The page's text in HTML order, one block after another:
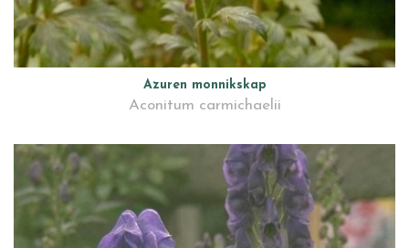
Azuren monnikskap
Aconitum carmichaelii